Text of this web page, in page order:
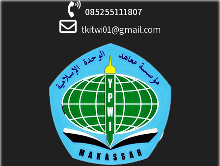
Skip
085255111807
tkitwi01@gmail.com